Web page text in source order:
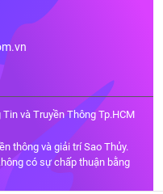
và Truyền Thông Tp.HCM
thông và giải trí Sao Thủy.
có sự chấp thuận bằng